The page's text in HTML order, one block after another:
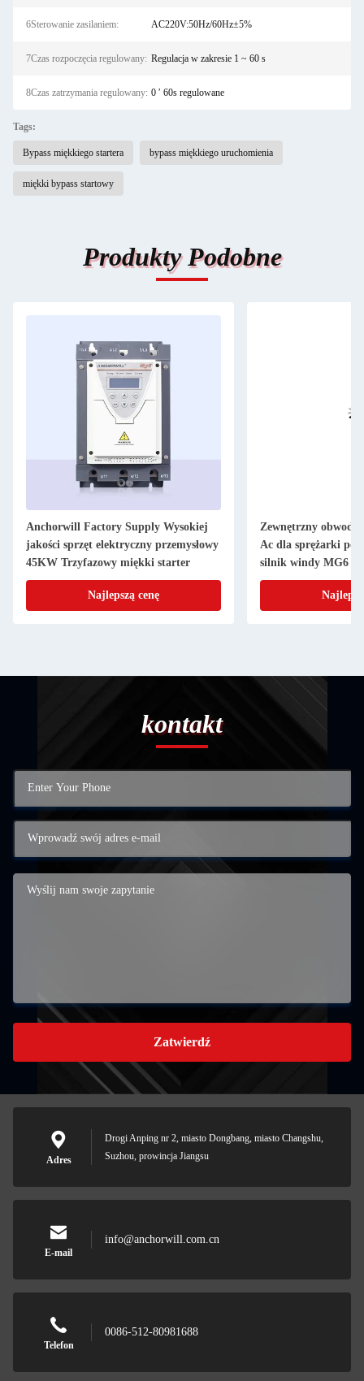
6Sterowanie zasilaniem: AC220V:50Hz/60Hz±5%
7Czas rozpoczęcia regulowany: Regulacja w zakresie 1 ~ 60 s
8Czas zatrzymania regulowany: 0 ′ 60s regulowane
Tags:
Bypass miękkiego startera bypass miękkiego uruchomienia
miękki bypass startowy
Produkty Podobne
Anchorwill Factory Supply Wysokiej
jakości sprzęt elektryczny przemysłowy
45KW Trzyfazowy miękki starter
Najlepszą cenę
Zewnętrzny
Ac dla sprężarki
silnik windy MG6
kontakt
Zatwierdź
Adres
Drogi Anping nr 2, miasto Dongbang, miasto Changshu,
Suzhou, prowincja Jiangsu
E-mail
info@anchorwill.com.cn
Telefon
0086-512-80981688